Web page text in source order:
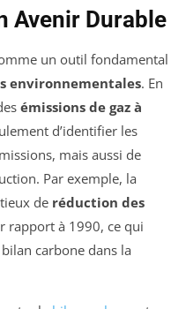
Avenir Durable
un outil fondamental
environnementales. En
émissions de gaz à
d’identifier les
mais aussi de
Par exemple, la
de réduction des
rapport à 1990, ce qui
carbone dans la